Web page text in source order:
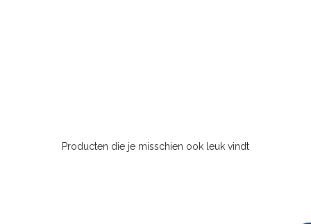
Producten die je misschien ook leuk vindt